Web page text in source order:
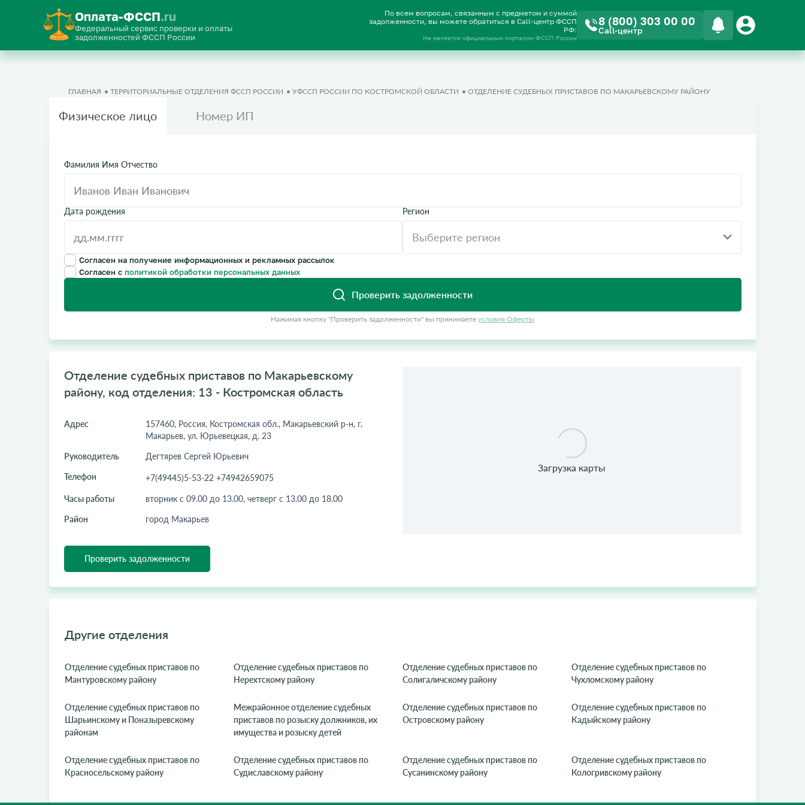
Оплата-ФССП.ru
Федеральный сервис проверки и оплаты
задолженностей ФССП России
По всем вопросам, связанным с предметом и суммой
задолженности, вы можете обратиться в Call-центр ФССП
РФ:
Не является официальным порталом ФССП России
8 (800) 303 00 00
Call-центр
ГЛАВНАЯ ТЕРРИТОРИАЛЬНЫЕ ОТДЕЛЕНИЯ ФССП РОССИИ УФССП РОССИИ ПО КОСТРОМСКОЙ ОБЛАСТИ ОТДЕЛЕНИЕ СУДЕБНЫХ ПРИСТАВОВ ПО МАКАРЬЕВСКОМУ РАЙОНУ
Физическое лицо Номер ИП
Фамилия Имя Отчество
Дата рождения Регион
Согласен на получение информационных и рекламных рассылок
Согласен с политикой обработки персональных данных
Проверить задолженности
Нажимая кнопку "Проверить задолженности" вы принимаете условия Оферты
Отделение судебных приставов по Макарьевскому
району, код отделения: 13 - Костромская область
Адрес
157460, Россия, Костромская обл., Макарьевский р-н, г.
Макарьев, ул. Юрьевецкая, д. 23
Руководитель
Дегтярев Сергей Юрьевич
Телефон
+7(49445)5-53-22 +74942659075
Часы работы
вторник с 09.00 до 13.00, четверг с 13.00 до 18.00
Район
город Макарьев
Проверить задолженности
Другие отделения
Отделение судебных приставов по
Мантуровскому району
Отделение судебных приставов по
Нерехтскому району
Отделение судебных приставов по
Солигаличскому району
Отделение судебных приставов по
Чухломскому району
Отделение судебных приставов по
Шарьинскому и Поназыревскому
районам
Межрайонное отделение судебных
приставов по розыску должников, их
имущества и розыску детей
Отделение судебных приставов по
Островскому району
Отделение судебных приставов по
Кадыйскому району
Отделение судебных приставов по
Красносельскому району
Отделение судебных приставов по
Судиславскому району
Отделение судебных приставов по
Сусанинскому району
Отделение судебных приставов по
Кологривскому району